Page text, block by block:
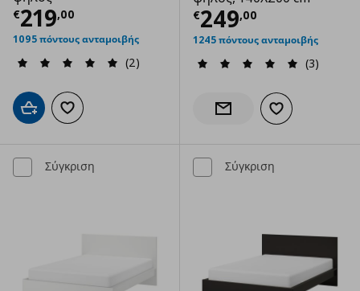
€219,00
Τρέχουσα τιμή € 219,00
1095 πόντους ανταμοιβής
(2)
Προσθήκη στο καλάθι
Προσθήκη στα αγαπημένα
€249,00
Τρέχουσα
1245 πόντους ανταμοιβής
(3)
Ενημέρωση διαθεσιμότητας
Προσθήκη στα
Σύγκριση Σύγκριση